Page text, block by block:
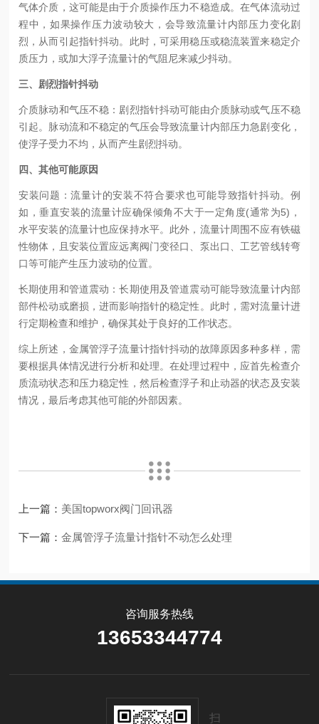
气体介质，这可能是由于介质操作压力不稳造成。在气体流动过
程中，如果操作压力波动较大，会导致流量计内部压力变化剧
烈，从而引起指针抖动。此时，可采用稳压或稳流装置来稳定介
质压力，或加大浮子流量计的气阻尼来减少抖动。
三、剧烈指针抖动
介质脉动和气压不稳：剧烈指针抖动可能由介质脉动或气压不稳
引起。脉动流和不稳定的气压会导致流量计内部压力急剧变化，
使浮子受力不均，从而产生剧烈抖动。
四、其他可能原因
安装问题：流量计的安装不符合要求也可能导致指针抖动。例
如，垂直安装的流量计应确保倾角不大于一定角度(通常为5) ，
水平安装的流量计也应保持水平。此外，流量计周围不应有铁磁
性物体，且安装位置应远离阀门变径口、泵出口、工艺管线转弯
口等可能产生压力波动的位置。
长期使用和管道震动：长期使用及管道震动可能导致流量计内部
部件松动或磨损，进而影响指针的稳定性。此时，需对流量计进
行定期检查和维护，确保其处于良好的工作状态。
综上所述，金属管浮子流量计指针抖动的故障原因多种多样，需
要根据具体情况进行分析和处理。在处理过程中，应首先检查介
质流动状态和压力稳定性，然后检查浮子和止动器的状态及安装
情况，最后考虑其他可能的外部因素。
上一篇： 美国topworx阀门回讯器
下一篇：金属管浮子流量计指针不动怎么处理
咨询服务热线
13653344774
扫